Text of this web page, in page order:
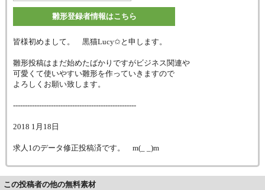
雛形登録者情報はこちら
皆様初めまして。 黒猫Lucy✩と申します。
雛形投稿はまだ始めたばかりですがビジネス関連や
可愛くて使いやすい雛形を作っていきますので
よろしくお願い致します。
----------------------------------------------------
2018 1月18日
求人1のデータ修正投稿済です。 m(_ _)m
この投稿者の他の無料素材